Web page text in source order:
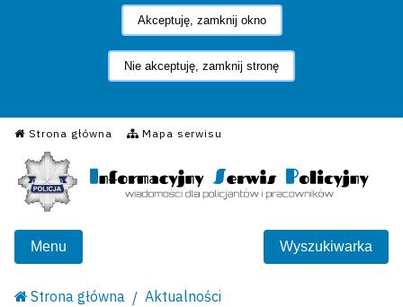
Akceptuję, zamknij okno
Nie akceptuję, zamknij stronę
Strona główna Mapa serwisu
Informacyjny Serwis
Menu Wyszukiwarka
Strona główna Aktualności